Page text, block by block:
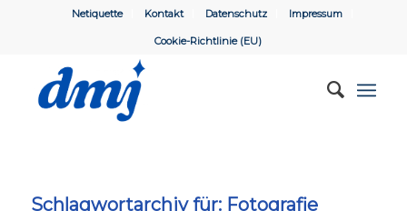
Netiquette Kontakt Datenschutz Impressum
Cookie-Richtlinie (EU)
Schlagwortarchiv für: Fotografie